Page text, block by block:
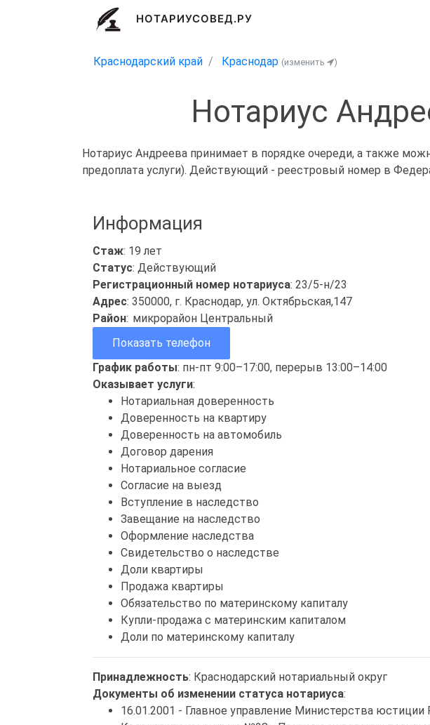
НОТАРИУСОВЕД.РУ
Краснодарский край Краснодар (изменить )
Нотариус
Нотариус Андреева принимает в порядке очереди, а также
предоплата услуги). Действующий - реестровый номер в
Информация
Стаж: 19 лет
Статус: Действующий
Регистрационный номер нотариуса: 23/5-н/23
Адрес: 350000, г. Краснодар, ул. Октябрьская,147
Район: микрорайон Центральный
Показать телефон
График работы: пн-пт 9:00–17:00, перерыв 13:00–14:00
Оказывает услуги:
Нотариальная доверенность
Доверенность на квартиру
Доверенность на автомобиль
Договор дарения
Нотариальное согласие
Согласие на выезд
Вступление в наследство
Завещание на наследство
Оформление наследства
Свидетельство о наследстве
Доли квартиры
Продажа квартиры
Обязательство по материнскому капиталу
Купли-продажа с материнским капиталом
Доли по материнскому капиталу
Принадлежность: Краснодарский нотариальный округ
Документы об изменении статуса нотариуса:
16.01.2001 - Главное управление Министерства